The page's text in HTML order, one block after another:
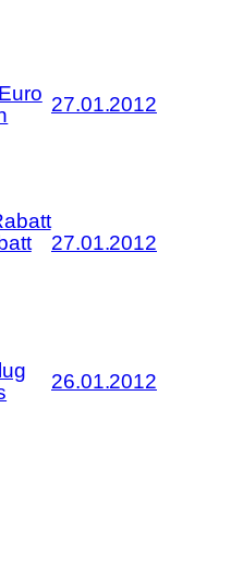
27.01.2012
27.01.2012
26.01.2012